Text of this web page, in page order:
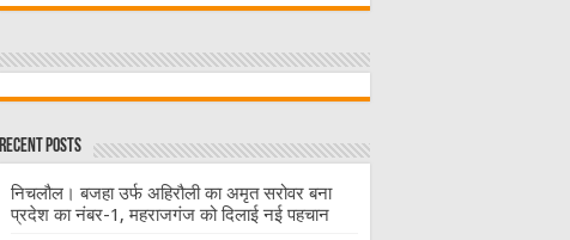
Recent Posts
निचलौल। बजहा उर्फ अहिरौली का अमृत सरोवर बना
प्रदेश का नंबर-1, महराजगंज को दिलाई नई पहचान